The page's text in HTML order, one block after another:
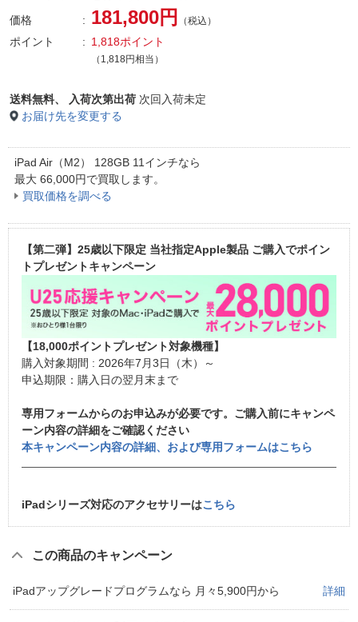
価格 181,800円 （税込）
ポイント 1,818ポイント
（1,818円相当）
送料無料、 入荷次第出荷 次回入荷未定
お届け先を変更する
iPad Air（M2） 128GB 11インチなら
最大 66,000円で買取します。
買取価格を調べる
【第二弾】25歳以下限定 当社指定Apple製品 ご購入でポイン
トプレゼントキャンペーン
【18,000ポイントプレゼント対象機種】
購入対象期間 : 2026年7月3日（木）～
申込期限：購入日の翌月末まで
専用フォームからのお申込みが必要です。ご購入前にキャンペ
ーン内容の詳細をご確認ください
本キャンペーン内容の詳細、および専用フォームはこちら
iPadシリーズ対応のアクセサリーはこちら
この商品のキャンペーン
iPadアップグレードプログラムなら 月々5,900円から 詳細